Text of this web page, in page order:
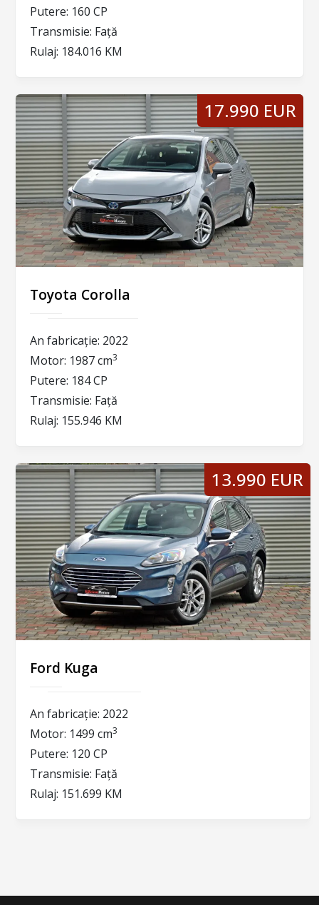
Putere: 160 CP
Transmisie: Față
Rulaj: 184.016 KM
17.990 EUR
Toyota Corolla
An fabricație: 2022
Motor: 1987 cm3
Putere: 184 CP
Transmisie: Față
Rulaj: 155.946 KM
13.990 EUR
Ford Kuga
An fabricație: 2022
Motor: 1499 cm3
Putere: 120 CP
Transmisie: Față
Rulaj: 151.699 KM